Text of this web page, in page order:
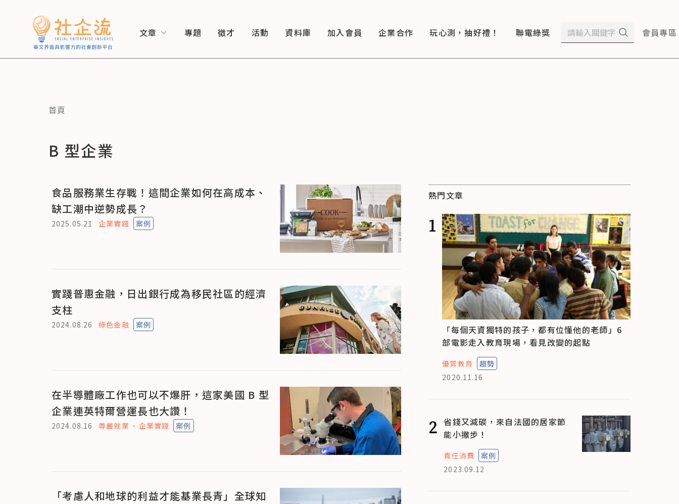
文章 專題 徵才 活動 資料庫 加入會員 企業合作 玩心測，抽好禮！ 聯電綠獎 會員專區
首頁
B 型企業
食品服務業生存戰！這間企業如何在高成本、
缺工潮中逆勢成長？
2025.05.21 企業實踐 案例
實踐普惠金融，日出銀行成為移民社區的經濟
支柱
2024.08.26 綠色金融 案例
在半導體廠工作也可以不爆肝，這家美國 B 型
企業連英特爾營運長也大讚！
2024.08.16 尊嚴就業 企業實踐 案例
「考慮人和地球的利益才能基業長青」全球知
熱門文章
1
「每個天資獨特的孩子，都有位懂他的老師」6
部電影走入教育現場，看見改變的起點
優質教育
趨勢
2020.11.16
2 省錢又減碳，來自法國的居家節
能小撇步！
責任消費
案例
2023.09.12